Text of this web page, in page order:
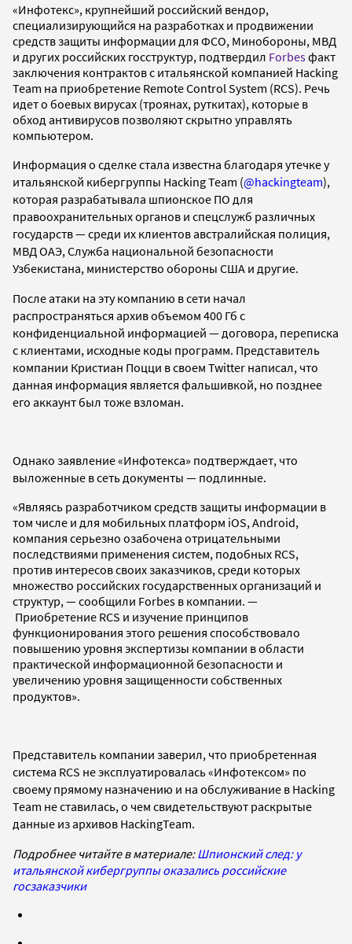
«Инфотекс», крупнейший российский вендор,
специализирующийся на разработках и продвижении
средств защиты информации для ФСО, Минобороны, МВД
и других российских госструктур, подтвердил Forbesфакт
заключения контрактов с итальянской компанией Hacking
Team на приобретение Remote Control System (RCS). Речь
идет о боевых вирусах (троянах, руткитах), которые в
обход антивирусов позволяют скрытно управлять
компьютером.
Информация о сделке стала известна благодаря утечке у
итальянской кибергруппы Hacking Team (@hackingteam),
которая разрабатывала шпионское ПО для
правоохранительных органов и спецслужб различных
государств — среди их клиентов австралийская полиция,
МВД ОАЭ, Служба национальной безопасности
Узбекистана, министерство обороны США и другие.
После атаки на эту компанию в сети начал
распространяться архив объемом 400 Гб с
конфиденциальной информацией — договора, переписка
с клиентами, исходные коды программ. Представитель
компании Кристиан Поцци в своем Twitter написал, что
данная информация является фальшивкой, но позднее
его аккаунт был тоже взломан.
Однако заявление«Инфотекса» подтверждает, что
выложенные в сеть документы — подлинные.
«Являясь разработчиком средств защиты информации в
том числе и для мобильных платформ iOS, Android,
компания серьезно озабочена отрицательными
последствиями применения систем, подобных RCS,
против интересов своих заказчиков, среди которых
множество российских государственных организаций и
структур, — сообщили Forbes в компании. —
Приобретение RCS и изучение принципов
функционирования этого решения способствовало
повышению уровня экспертизы компании в области
практической информационной безопасности и
увеличению уровня защищенности собственных
продуктов».
Представитель компании заверил, что приобретенная
система RCS не эксплуатировалась«Инфотексом» по
своему прямому назначению и на обслуживание в Hacking
Team не ставилась, о чем свидетельствуют раскрытые
данные из архивов HackingTeam.
Подробнее читайте в материале:Шпионский след: у
итальянской кибергруппы оказались российские
госзаказчики